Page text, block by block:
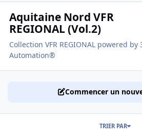
Aquitaine Nord VFR
REGIONAL (Vol.2)
Collection VFR REGIONAL powered by
Automation®
Commencer un
TRIER PAR